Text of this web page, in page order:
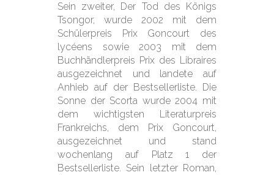
Sein zweiter, Der Tod des Königs
Tsongor, wurde 2002 mit dem
Schülerpreis Prix Goncourt des
lycéens sowie 2003 mit dem
Buchhändlerpreis Prix des Libraires
ausgezeichnet und landete auf
Anhieb auf der Bestsellerliste. Die
Sonne der Scorta wurde 2004 mit
dem wichtigsten Literaturpreis
Frankreichs, dem Prix Goncourt,
ausgezeichnet und stand
wochenlang auf Platz 1 der
Bestsellerliste. Sein letzter Roman,